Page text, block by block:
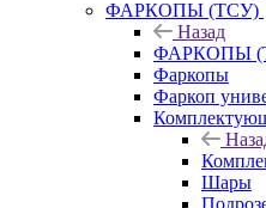
ФАРКОПЫ (ТСУ)
Назад
ФАРКОПЫ
Фаркопы
Фаркоп
Шары